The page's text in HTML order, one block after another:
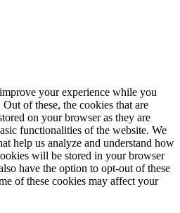
your experience while you
of these, the cookies that are
on your browser as they are
functionalities of the website. We
help us analyze and understand how
will be stored in your browser
have the option to opt-out of these
of these cookies may affect your